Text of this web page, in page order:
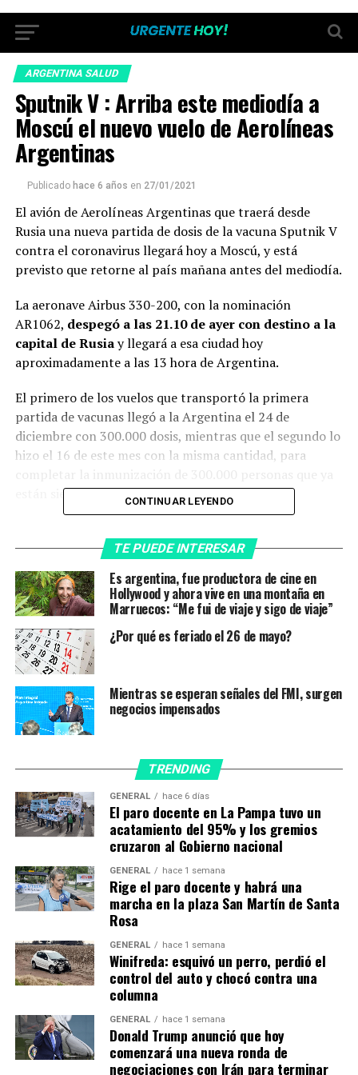
ARGENTINA SALUD
Sputnik V : Arriba este mediodía a
Moscú el nuevo vuelo de Aerolíneas
Argentinas
Publicado hace 6 años en 27/01/2021
El avión de Aerolíneas Argentinas que traerá desde
Rusia una nueva partida de dosis de la vacuna Sputnik V
contra el coronavirus llegará hoy a Moscú, y está
previsto que retorne al país mañana antes del mediodía.
La aeronave Airbus 330-200, con la nominación
AR1062, despegó a las 21.10 de ayer con destino a la
capital de Rusiay llegará a esa ciudad hoy
aproximadamente a las 13 hora de Argentina.
El primero de los vuelos que transportó la primera
partida de vacunas llegó a la Argentina el 24 de
diciembre con 300.000 dosis, mientras que el segundo lo
hizo el 16 de este mes con la misma cantidad, para
están siendo inoculadas en todo el país.
Tal como ocurrió con los otros dos viajes, este vuelo a
Moscú se concreta de forma directa -sin escala técnica-,
bajo la denominación de «ferry», es decir, cuando la
aeronave va vacía, solo con su tripulación de cabina e
incluso técnicos de mantenimiento y de carga, según el
caso.
La travesía también está a cargo de 10 tripulantes,
entre pilotos y copilotos, que se irán alternando al
comando de la nave, a los que se suman despachantes,
Está previsto que el viaje demande entre 15 y 16 horas.
Partió rumbo a Moscú el
tercer vuelo de
@Aerolineas_AR. Buen
viaje a toda la tripulación y
gracias a todo el equipo por
el esfuerzo realizado ✈️
pic.twitter.com/Y7XB7GAQqP
— Pablo Ceriani
CONTINUAR LEYENDO
TE PUEDE INTERESAR
Es argentina, fue productora de cine en
Hollywood y ahora vive en una montaña en
Marruecos: “Me fui de viaje y sigo de viaje”
¿Por qué es feriado el 26 de mayo?
Mientras se esperan señales del FMI, surgen
negocios impensados
TRENDING
GENERAL hace 6 días
El paro docente en La Pampa tuvo un
acatamiento del 95% y los gremios
cruzaron al Gobierno nacional
GENERAL hace 1 semana
Rige el paro docente y habrá una
marcha en la plaza San Martín de Santa
Rosa
GENERAL hace 1 semana
Winifreda: esquivó un perro, perdió el
control del auto y chocó contra una
columna
GENERAL hace 1 semana
Donald Trump anunció que hoy
comenzará una nueva ronda de
negociaciones con Irán para terminar